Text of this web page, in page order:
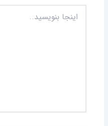
اینجا
بنویسید..